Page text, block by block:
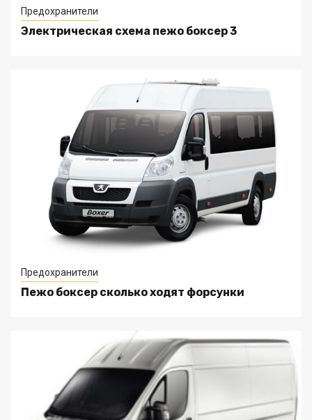
Предохранители
Электрическая схема пежо боксер 3
Предохранители
Пежо боксер сколько ходят форсунки